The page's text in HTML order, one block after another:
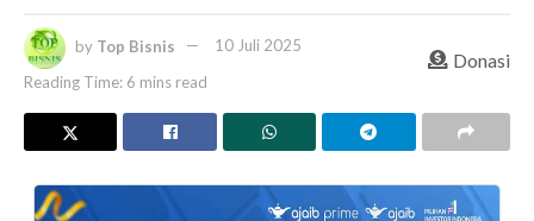
by Top Bisnis
10 Juli 2025
Reading Time: 6 mins read
Donasi